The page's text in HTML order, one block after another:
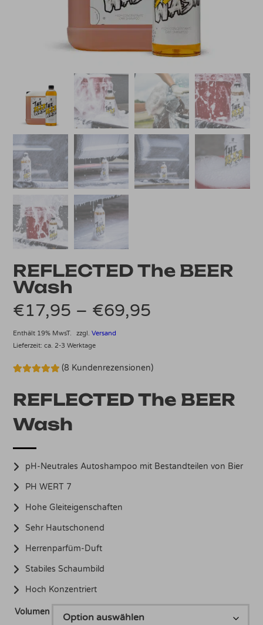
REFLECTED The BEER
Wash
€17,95 – €69,95
bis
Enthält 19% MwsT. zzgl.Versand
Lieferzeit: ca. 2-3 Werktage
basierend
auf
(8 Kundenrezensionen)
REFLECTED The BEER
Wash
pH-Neutrales Autoshampoo mit Bestandteilen von Bier
PH WERT 7
Hohe Gleiteigenschaften
Sehr Hautschonend
Herrenparfüm-Duft
Stabiles Schaumbild
Hoch Konzentriert
Volumen